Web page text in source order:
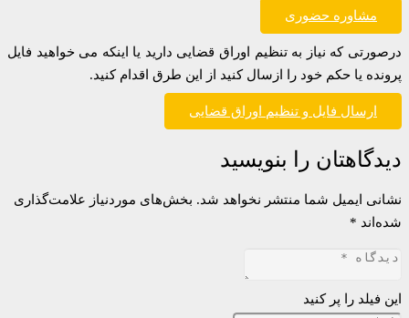
مشاوره حضوری
درصورتی که نیاز به تنظیم اوراق قضایی دارید یا اینکه می خواهید فایل
پرونده یا حکم خود را ازسال کنید از این طرق اقدام کنید.
ارسال فایل و تنظیم اوراق قضایی
دیدگاهتان را بنویسید
نشانی ایمیل شما منتشر نخواهد شد. بخش‌های موردنیاز علامت‌گذاری
شده‌اند *
این فیلد را پر کنید